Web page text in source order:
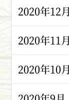
2020年12
2020年11
2020年10